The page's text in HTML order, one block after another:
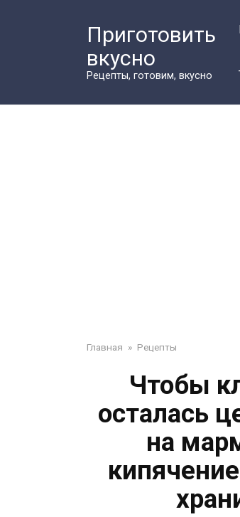
Приготовить
вкусно
Рецепты, готовим, вкусно
Главная » Рецепты
Чтобы
осталась
на